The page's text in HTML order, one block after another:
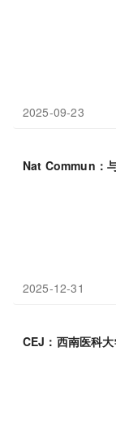
2025-09-23
Nat Commun：
2025-12-31
CEJ：西南医科